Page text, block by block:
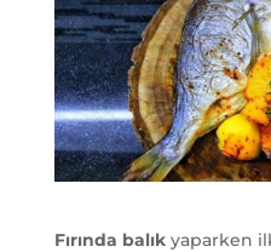
Fırında balıkyaparken